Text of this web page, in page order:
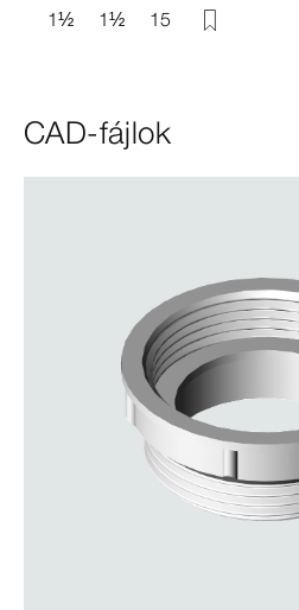
1½ 1½ 15
CAD-fájlok